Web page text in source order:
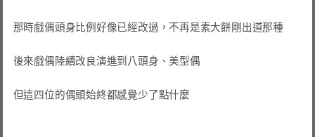
那時戲偶頭身比例好像已經改過，不再是素大餅剛出道那種
後來戲偶陸續改良演進到八頭身、美型偶
但這四位的偶頭始終都感覺少了點什麼